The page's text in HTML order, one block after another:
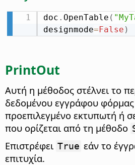
doc . OpenTable (
designmode= False )
PrintOut
Αυτή η μέθοδος στέλνει το
δεδομένου εγγράφου
προεπιλεγμένο εκτυπωτή ή
που ορίζεται από τη μέθοδο
Επιστρέφει True εάν το
επιτυχία.